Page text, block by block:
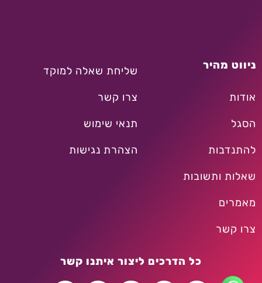
ניווט מהיר
אודות
הסגל
להתנדבות
שאלות ותשובות
מאמרים
צרו קשר
שליחת שאלה למוקד
צרו קשר
תנאי שימוש
הצהרת נגישות
כל הדרכים ליצור איתנו קשר